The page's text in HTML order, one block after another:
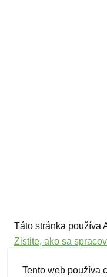
Táto stránka používa
Zistite, ako sa
Tento web používa